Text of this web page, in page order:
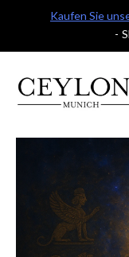
Kaufen Sie
-